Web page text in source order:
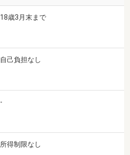
18歳3月末まで
自己負担なし
-
所得制限なし